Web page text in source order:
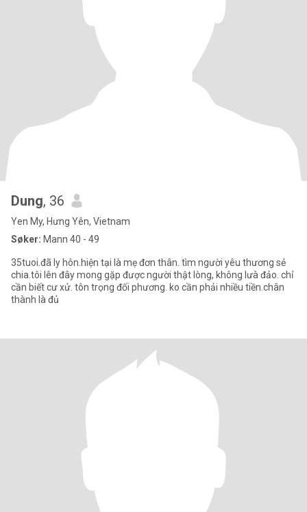
Dung, 36
Yen My, Hưng Yên, Vietnam
Søker: Mann 40 - 49
35tuoi.đã ly hôn.hiện tại là mẹ đơn thân. tìm người yêu thương sẻ
chia.tôi lên đây mong gặp được người thật lòng, không lưà đảo. chỉ
cần biết cư xử. tôn trọng đối phương. ko cần phải nhiều tiền.chân
thành là đủ